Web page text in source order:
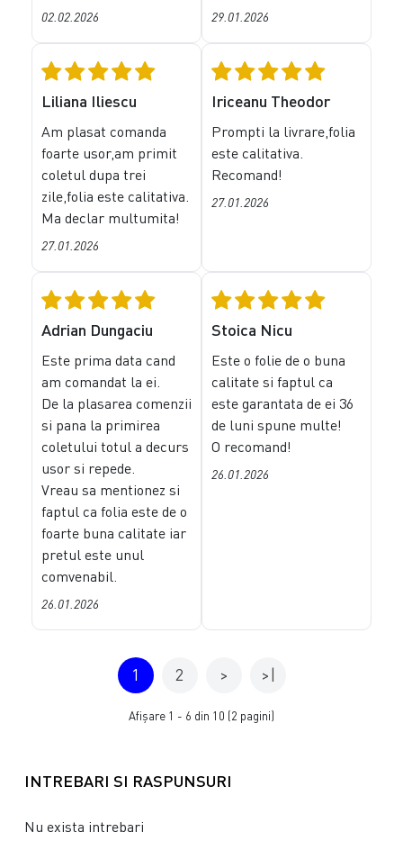
02.02.2026 29.01.2026
Liliana Iliescu
Am plasat comanda
foarte usor,am primit
coletul dupa trei
zile,folia este calitativa.
Ma declar multumita!
27.01.2026
Iriceanu Theodor
Prompti la livrare,folia
este calitativa.
Recomand!
27.01.2026
Adrian Dungaciu
Este prima data cand
am comandat la ei.
De la plasarea comenzii
si pana la primirea
coletului totul a decurs
usor si repede.
Vreau sa mentionez si
faptul ca folia este de o
foarte buna calitate iar
pretul este unul
comvenabil.
26.01.2026
Stoica Nicu
Este o folie de o buna
calitate si faptul ca
este garantata de ei 36
de luni spune multe!
O recomand!
26.01.2026
1 2 > >|
Afişare 1 - 6 din 10 (2 pagini)
INTREBARI SI RASPUNSURI
Nu exista intrebari